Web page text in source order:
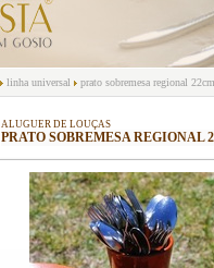
linha universal prato sobremesa regional
ALUGUER DE LOUÇAS
PRATO SOBREMESA REGIONAL